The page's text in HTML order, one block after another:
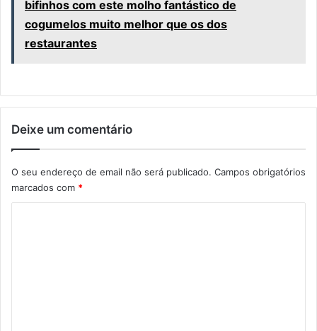
bifinhos com este molho fantástico de
cogumelos muito melhor que os dos
restaurantes
Deixe um comentário
O seu endereço de email não será publicado. Campos obrigatórios
marcados com *